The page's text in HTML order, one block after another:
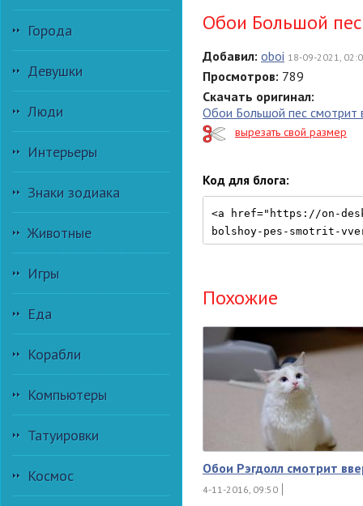
Города
Девушки
Люди
Интерьеры
Знаки зодиака
Животные
Игры
Еда
Корабли
Компьютеры
Татуировки
Космос
Обои Большой
Добавил: oboi 18-09-2021,
Просмотров: 789
Скачать оригинал:
Обои Большой пес смотрит
вырезать свой размер
Код для блога:
Похожие
Обои Рэгдолл смотрит
4-11-2016, 09:50